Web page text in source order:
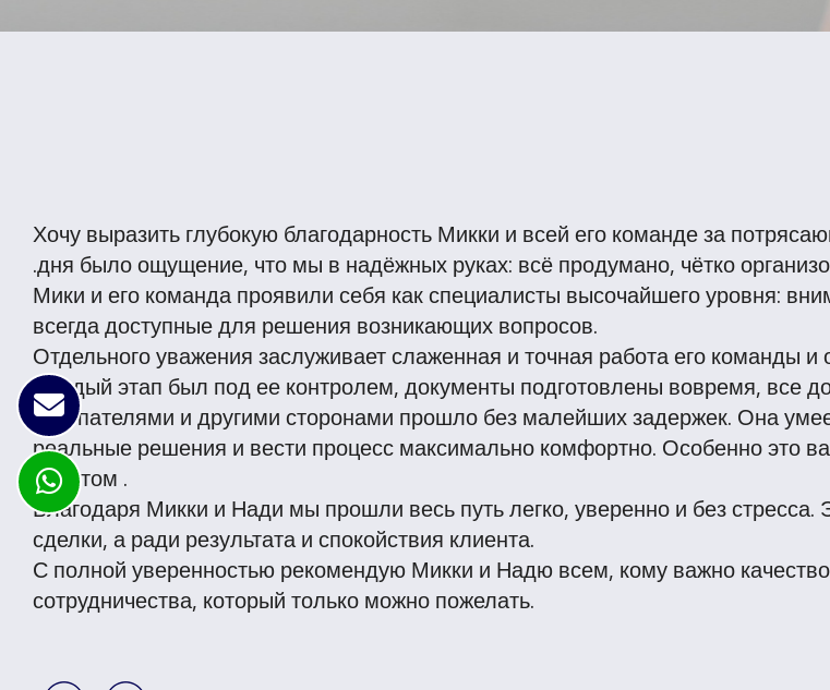
Хочу выразить глубокую благодарность Микки и всей его команде за
дня было ощущение, что мы в надёжных руках: всё продумано, чётко
Мики и его команда проявили себя как специалисты высочайшего уровня:
всегда доступные для решения возникающих вопросов.
Отдельного уважения заслуживает слаженная и точная работа его команды
Каждый этап был под ее контролем, документы подготовлены вовремя, все
покупателями и другими сторонами прошло без малейших задержек. Она
реальные решения и вести процесс максимально комфортно. Особенно это
ивритом .
Благодаря Микки и Нади мы прошли весь путь легко, уверенно и без стресса.
сделки, а ради результата и спокойствия клиента.
С полной уверенностью рекомендую Микки и Надю всем, кому важно
сотрудничества, который только можно пожелать.